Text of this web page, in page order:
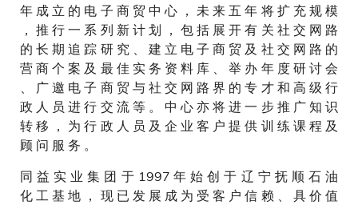
年 成 立 的 电 子 商 贸 中 心 ， 未 来 五 年 将 扩 充 规 模
， 推 行 一 系 列 新 计 划 ， 包 括 展 开 有 关 社 交 网 路
的 长 期 追 踪 研 究 、 建 立 电 子 商 贸 及 社 交 网 路 的
营 商 个 案 及 最 佳 实 务 资 料 库 、 举 办 年 度 研 讨 会
、 广 邀 电 子 商 贸 与 社 交 网 路 界 的 专 才 和 高 级 行
政 人 员 进 行 交 流 等 。 中 心 亦 将 进 一 步 推 广 知 识
转 移 ， 为 行 政 人 员 及 企 业 客 户 提 供 训 练 课 程 及
顾 问 服 务 。
同 益 实 业 集 团 于 1997 年 始 创 于 辽 宁 抚 顺 石 油
化 工 基 地 ， 现 已 发 展 成 为 受 客 户 信 赖 、 具 价 值